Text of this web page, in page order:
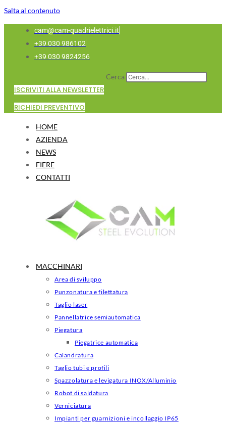
Salta al contenuto
cam@cam-quadrielettrici.it
+39 030 986102
+39 030 9824256
Cerca
ISCRIVITI ALLA NEWSLETTER
RICHIEDI PREVENTIVO
HOME
AZIENDA
NEWS
FIERE
CONTATTI
MACCHINARI
Area di sviluppo
Punzonatura e filettatura
Taglio laser
Pannellatrice semiautomatica
Piegatura
Piegatrice automatica
Calandratura
Taglio tubi e profili
Spazzolatura e levigatura INOX/Alluminio
Robot di saldatura
Verniciatura
Impianti per guarnizioni e incollaggio IP65